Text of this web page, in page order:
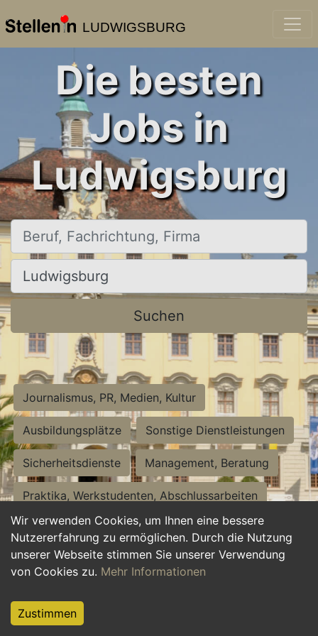
LUDWIGSBURG
Wir verwenden Cookies, um Ihnen eine bessere
Nutzererfahrung zu ermöglichen. Durch die Nutzung
unserer Webseite stimmen Sie unserer Verwendung
von Cookies zu. Mehr Informationen
Zustimmen
Die besten
Jobs in
Ludwigsburg
Beruf, Fachrichtung, Firma
Ort, Stadt
Suchen
Journalismus, PR, Medien, Kultur
Ausbildungsplätze Sonstige Dienstleistungen
Sicherheitsdienste Management, Beratung
Praktika, Werkstudenten, Abschlussarbeiten
Personalwesen Assistenz, Sekretariat
Hilfskräfte, Aushilfs- und Nebenjobs
Weiterbildung, Studium, duale Ausbildung